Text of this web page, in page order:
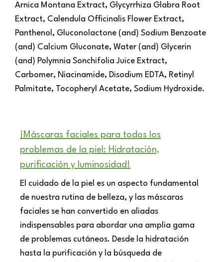
Arnica Montana Extract, Glycyrrhiza Glabra Root
Extract, Calendula Officinalis Flower Extract,
Panthenol, Gluconolactone (and) Sodium Benzoate
(and) Calcium Gluconate, Water (and) Glycerin
(and) Polymnia Sonchifolia Juice Extract,
Carbomer, Niacinamide, Disodium EDTA, Retinyl
Palmitate, Tocopheryl Acetate, Sodium Hydroxide.
¡Máscaras faciales para todos los
problemas de la piel: Hidratación,
purificación y luminosidad!
El cuidado de la piel es un aspecto fundamental
de nuestra rutina de belleza, y las máscaras
faciales se han convertido en aliadas
indispensables para abordar una amplia gama
de problemas cutáneos. Desde la hidratación
hasta la purificación y la búsqueda de